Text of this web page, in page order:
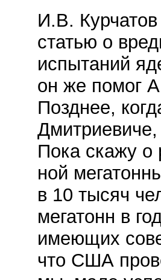
И.В.
статью о
испытаний
он же помог
Позднее,
Пока скажу о
ной
в 10 тысяч
мегатонн в
имеющих
что США